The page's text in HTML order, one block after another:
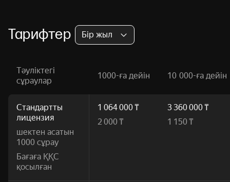
Тарифтер Бір жыл
Тәуліктегі
сұраулар
1000-ға дейін 10 000-ға дейін
Стандартты
лицензия
шектен асатын
1000 сұрау
Бағаға ҚҚС
қосылған
1 064 000 ₸
2 000 ₸
3 360 000 ₸
1 150 ₸